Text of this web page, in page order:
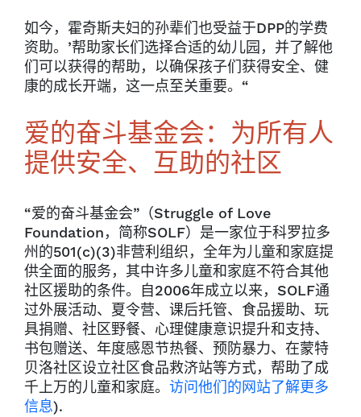
如今，霍奇斯夫妇的孙辈们也受益于DPP的学费
资助。’帮助家长们选择合适的幼儿园，并了解他
们可以获得的帮助，以确保孩子们获得安全、健
康的成长开端，这一点至关重要。“
爱的奋斗基金会：为所有人
提供安全、互助的社区
“爱的奋斗基金会”（Struggle of Love
Foundation，简称SOLF）是一家位于科罗拉多
州的501(c)(3)非营利组织，全年为儿童和家庭提
供全面的服务，其中许多儿童和家庭不符合其他
社区援助的条件。自2006年成立以来，SOLF通
过外展活动、夏令营、课后托管、食品援助、玩
具捐赠、社区野餐、心理健康意识提升和支持、
书包赠送、年度感恩节热餐、预防暴力、在蒙特
贝洛社区设立社区食品救济站等方式，帮助了成
千上万的儿童和家庭。 访问他们的网站了解更多
信息).